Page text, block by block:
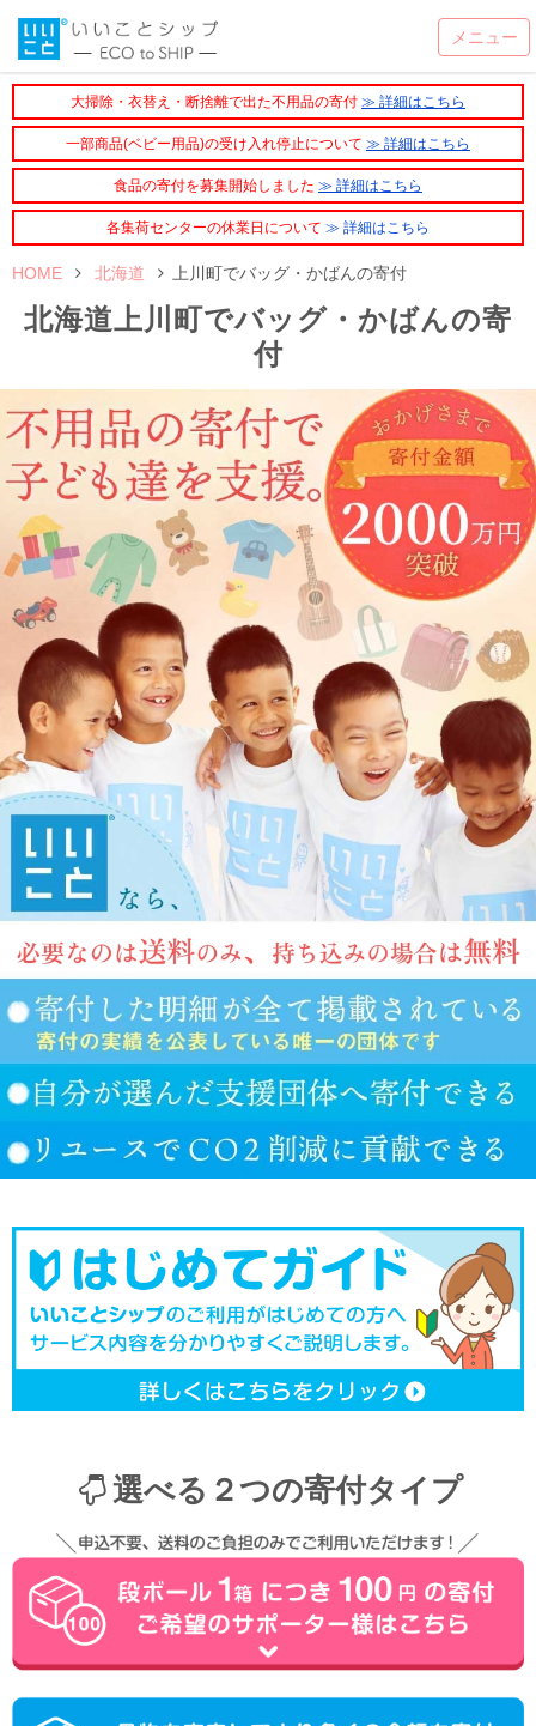
大掃除・衣替え・断捨離で出た不用品の寄付 ≫ 詳細はこちら
一部商品(ベビー用品)の受け入れ停止について ≫ 詳細はこちら
食品の寄付を募集開始しました ≫ 詳細はこちら
各集荷センターの休業日について ≫ 詳細はこちら
HOME 北海道 上川町でバッグ・かばんの寄付
北海道上川町でバッグ・かばんの寄
付
選べる２つの寄付タイプ